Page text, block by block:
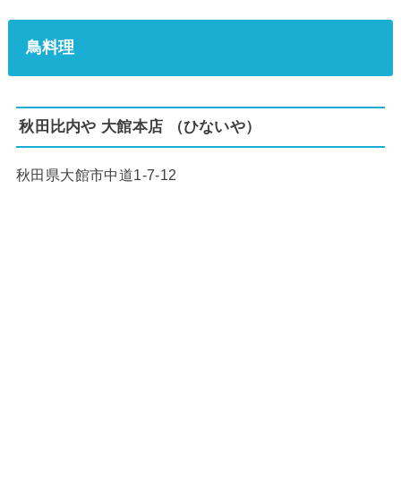
鳥料理
秋田比内や 大館本店 （ひないや）
秋田県大館市中道1-7-12